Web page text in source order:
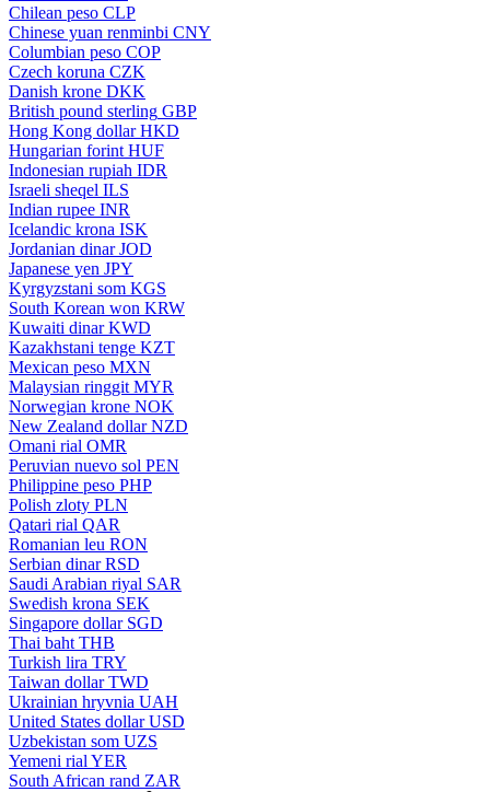
Chilean peso CLP
Chinese yuan renminbi CNY
Columbian peso COP
Czech koruna CZK
Danish krone DKK
British pound sterling GBP
Hong Kong dollar HKD
Hungarian forint HUF
Indonesian rupiah IDR
Israeli sheqel ILS
Indian rupee INR
Icelandic krona ISK
Jordanian dinar JOD
Japanese yen JPY
Kyrgyzstani som KGS
South Korean won KRW
Kuwaiti dinar KWD
Kazakhstani tenge KZT
Mexican peso MXN
Malaysian ringgit MYR
Norwegian krone NOK
New Zealand dollar NZD
Omani rial OMR
Peruvian nuevo sol PEN
Philippine peso PHP
Polish zloty PLN
Qatari rial QAR
Romanian leu RON
Serbian dinar RSD
Saudi Arabian riyal SAR
Swedish krona SEK
Singapore dollar SGD
Thai baht THB
Turkish lira TRY
Taiwan dollar TWD
Ukrainian hryvnia UAH
United States dollar USD
Uzbekistan som UZS
Yemeni rial YER
South African rand ZAR